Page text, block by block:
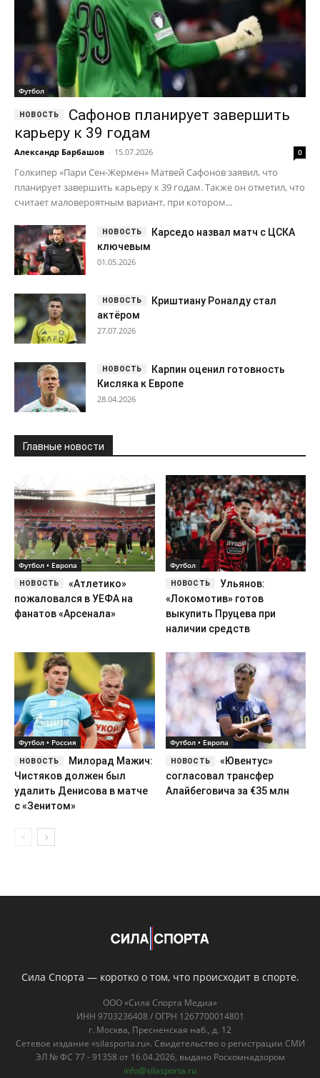
Футбол
Сафонов планирует завершить
карьеру к 39 годам
Александр Барбашов - 15.07.2026 0
Голкипер «Пари Сен-Жермен» Матвей Сафонов заявил, что
планирует завершить карьеру к 39 годам. Также он отметил, что
считает маловероятным вариант, при котором...
Карседо назвал матч с ЦСКА
ключевым
01.05.2026
Криштиану Роналду стал
актёром
27.07.2026
Карпин оценил готовность
Кисляка к Европе
28.04.2026
Главные новости
Футбол • Европа
«Атлетико»
пожаловался в УЕФА на
фанатов «Арсенала»
Футбол
Ульянов:
«Локомотив» готов
выкупить Пруцева при
наличии средств
Футбол • Россия
Милорад Мажич:
Чистяков должен был
удалить Денисова в матче
с «Зенитом»
Футбол • Европа
«Ювентус»
согласовал трансфер
Алайбеговича за €35 млн
Сила Спорта — коротко о том, что происходит в спорте.
ООО «Сила Спорта Медиа»
ИНН 9703236408 / ОГРН 1267700014801
г. Москва, Пресненская наб., д. 12
Сетевое издание «silasporta.ru». Свидетельство о регистрации СМИ
ЭЛ № ФС 77 - 91358 от 16.04.2026, выдано Роскомнадзором
info@silasporta.ru